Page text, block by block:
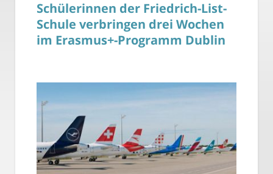
Schülerinnen der Friedrich-List-
Schule verbringen drei Wochen
im Erasmus+-Programm Dublin